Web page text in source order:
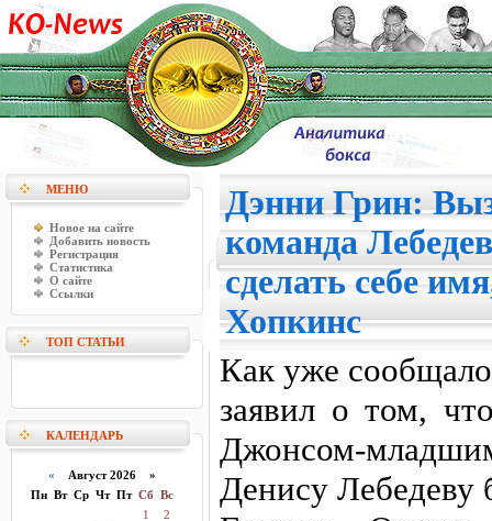
МЕНЮ
Новое на сайте
Добавить новость
Регистрация
Статистика
О сайте
Ссылки
ТОП СТАТЬИ
КАЛЕНДАРЬ
« Август 2026 »
Пн Вт Ср Чт Пт Сб Вс
1
2
Дэнни Грин:
команда
сделать себе
Хопкинс
Как уже
заявил о том,
Джонсом-
Денису Лебедеву